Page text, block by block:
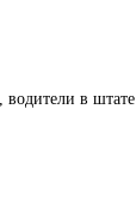
водители в штате